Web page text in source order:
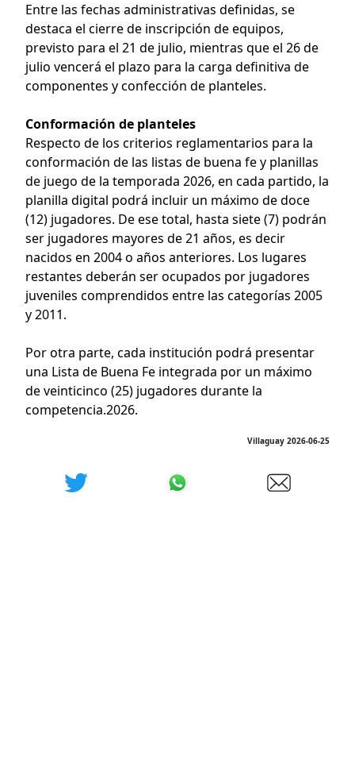
Entre las fechas administrativas definidas, se
destaca el cierre de inscripción de equipos,
previsto para el 21 de julio, mientras que el 26 de
julio vencerá el plazo para la carga definitiva de
componentes y confección de planteles.
Conformación de planteles
Respecto de los criterios reglamentarios para la
conformación de las listas de buena fe y planillas
de juego de la temporada 2026, en cada partido, la
planilla digital podrá incluir un máximo de doce
(12) jugadores. De ese total, hasta siete (7) podrán
ser jugadores mayores de 21 años, es decir
nacidos en 2004 o años anteriores. Los lugares
restantes deberán ser ocupados por jugadores
juveniles comprendidos entre las categorías 2005
y 2011.
Por otra parte, cada institución podrá presentar
una Lista de Buena Fe integrada por un máximo
de veinticinco (25) jugadores durante la
competencia.2026.
Villaguay 2026-06-25